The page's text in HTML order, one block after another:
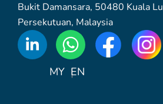
Bukit Damansara, 50480 Kuala
Persekutuan, Malaysia
Icon
MY EN